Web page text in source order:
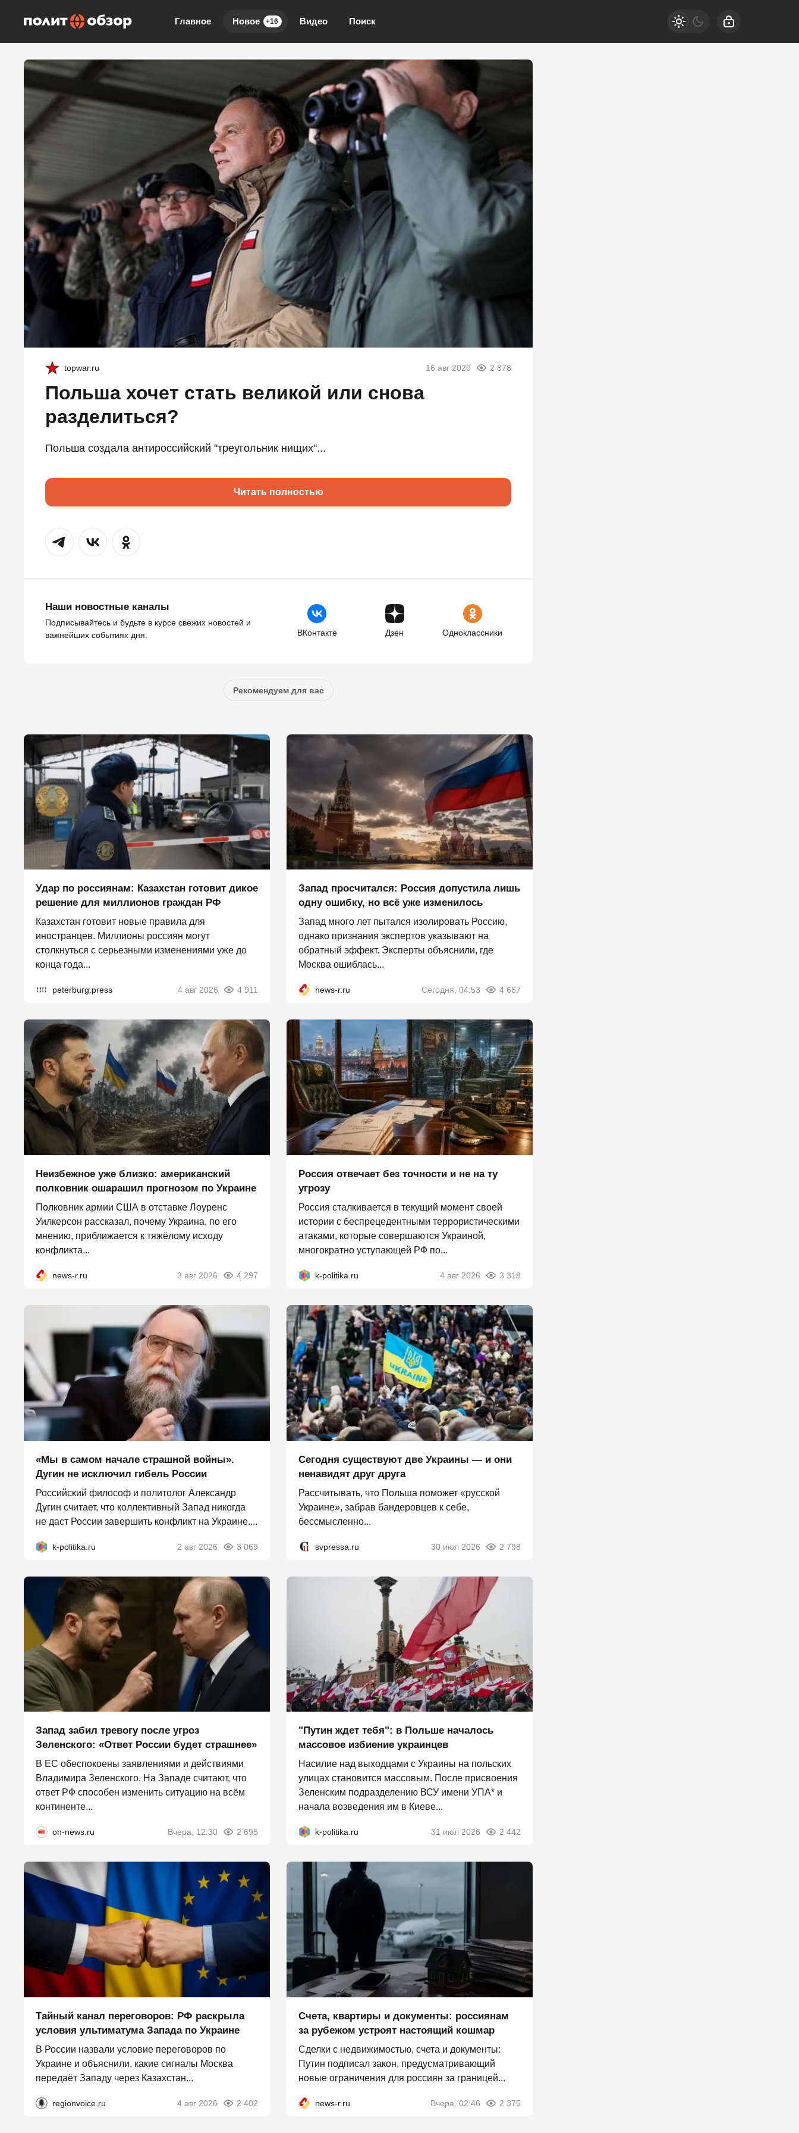
Главное Новое +16 Видео Поиск
topwar.ru 16 авг 2020 2 878
Польша хочет стать великой или снова
разделиться?
Польша создала антироссийский "треугольник нищих"...
Читать полностью
Наши новостные каналы
Подписывайтесь и будьте в курсе свежих новостей и
важнейших событиях дня.
ВКонтакте Дзен Одноклассники
Рекомендуем для вас
Удар по россиянам: Казахстан готовит дикое
решение для миллионов граждан РФ
Казахстан готовит новые правила для
иностранцев. Миллионы россиян могут
столкнуться с серьезными изменениями уже до
конца года...
peterburg.press 4 авг 2026 4 911
Запад просчитался: Россия допустила лишь
одну ошибку, но всё уже изменилось
Запад много лет пытался изолировать Россию,
однако признания экспертов указывают на
обратный эффект. Эксперты объяснили, где
Москва ошиблась...
news-r.ru Сегодня, 04:53 4 667
Неизбежное уже близко: американский
полковник ошарашил прогнозом по Украине
Полковник армии США в отставке Лоуренс
Уилкерсон рассказал, почему Украина, по его
мнению, приближается к тяжёлому исходу
конфликта...
news-r.ru 3 авг 2026 4 297
Россия отвечает без точности и не на ту
угрозу
Россия сталкивается в текущий момент своей
истории с беспрецедентными террористическими
атаками, которые совершаются Украиной,
многократно уступающей РФ по...
k-politika.ru 4 авг 2026 3 318
«Мы в самом начале страшной войны».
Дугин не исключил гибель России
Российский философ и политолог Александр
Дугин считает, что коллективный Запад никогда
не даст России завершить конфликт на Украине....
k-politika.ru 2 авг 2026 3 069
Сегодня существуют две Украины — и они
ненавидят друг друга
Рассчитывать, что Польша поможет «русской
Украине», забрав бандеровцев к себе,
бессмысленно...
svpressa.ru 30 июл 2026 2 798
Запад забил тревогу после угроз
Зеленского: «Ответ России будет страшнее»
В ЕС обеспокоены заявлениями и действиями
Владимира Зеленского. На Западе считают, что
ответ РФ способен изменить ситуацию на всём
континенте...
on-news.ru Вчера, 12:30 2 695
"Путин ждет тебя": в Польше началось
массовое избиение украинцев
Насилие над выходцами с Украины на польских
улицах становится массовым. После присвоения
Зеленским подразделению ВСУ имени УПА* и
начала возведения им в Киеве...
k-politika.ru 31 июл 2026 2 442
Тайный канал переговоров: РФ раскрыла
условия ультиматума Запада по Украине
В России назвали условие переговоров по
Украине и объяснили, какие сигналы Москва
передаёт Западу через Казахстан...
regionvoice.ru 4 авг 2026 2 402
Счета, квартиры и документы: россиянам
за рубежом устроят настоящий кошмар
Сделки с недвижимостью, счета и документы:
Путин подписал закон, предусматривающий
новые ограничения для россиян за границей...
news-r.ru Вчера, 02:46 2 375